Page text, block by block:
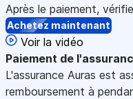
Après le paiement,
Achetez maintenant
Voir la vidéo
Paiement de
L'assurance Auras est
remboursement à